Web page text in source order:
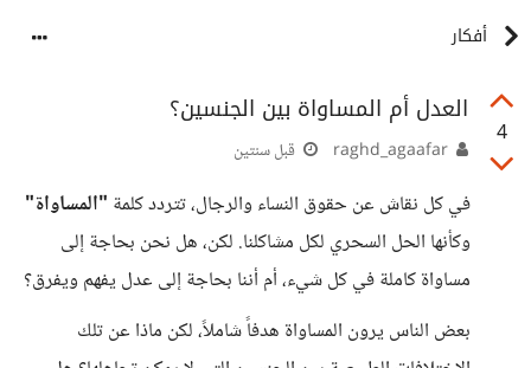
أفكار
4
العدل أم المساواة بين الجنسين؟
قبل سنتين
في كل نقاش عن حقوق النساء والرجال، تتردد كلمة "المساواة"
وكأنها الحل السحري لكل مشاكلنا. لكن، هل نحن بحاجة إلى
مساواة كاملة في كل شيء، أم أننا بحاجة إلى عدل يفهم ويفرق؟
بعض الناس يرون المساواة هدفاً شاملاً، لكن ماذا عن تلك